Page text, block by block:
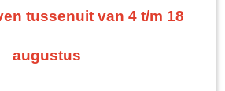
1L
tussenuit van 4 t/m 18
augustus